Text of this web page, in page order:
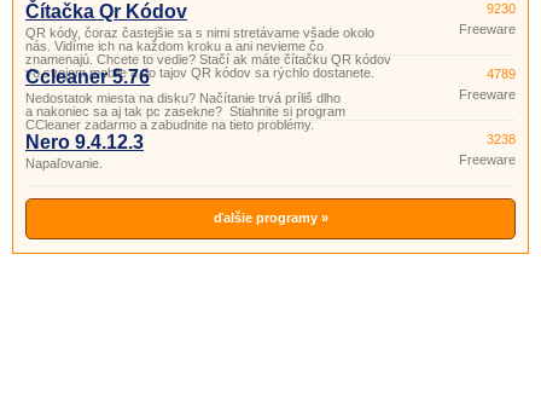
Čítačka Qr Kódov
QR kódy, čoraz častejšie sa s nimi stretávame všade okolo
nás. Vidíme ich na každom kroku a ani nevieme čo
znamenajú. Chcete to vedie? Stačí ak máte čítačku QR kódov
vo svojom mobile a do tajov QR kódov sa rýchlo dostanete.
9230
Freeware
Ccleaner 5.76
Nedostatok miesta na disku? Načítanie trvá príliš dlho
a nakoniec sa aj tak pc zasekne? Stiahnite si program
CCleaner zadarmo a zabudnite na tieto problémy.
4789
Freeware
Nero 9.4.12.3
Napaľovanie.
3238
Freeware
ďalšie programy »